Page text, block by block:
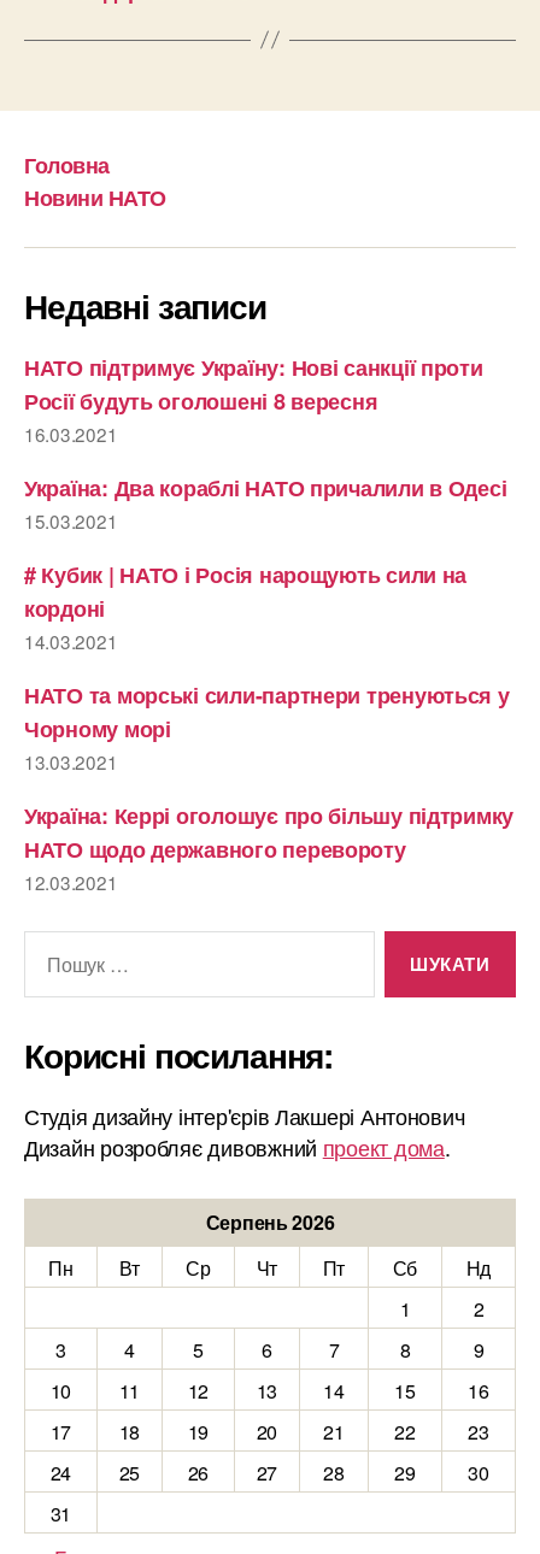
Головна
Новини НАТО
Недавні записи
НАТО підтримує Україну: Нові санкції проти
Росії будуть оголошені 8 вересня
16.03.2021
Україна: Два кораблі НАТО причалили в Одесі
15.03.2021
# Кубик | НАТО і Росія нарощують сили на
кордоні
14.03.2021
НАТО та морські сили-партнери тренуються у
Чорному морі
13.03.2021
Україна: Керрі оголошує про більшу підтримку
НАТО щодо державного перевороту
12.03.2021
Корисні посилання:
Студія дизайну інтер'єрів Лакшері Антонович
Дизайн розробляє дивовжний проект дома.
Серпень 2026
Пн
Вт Ср Чт Пт Сб
Нд
1
2
3
4 5 6 7 8
9
10
11 12 13 14 15
16
17
18 19 20 21 22
23
24
25 26 27 28 29
30
31